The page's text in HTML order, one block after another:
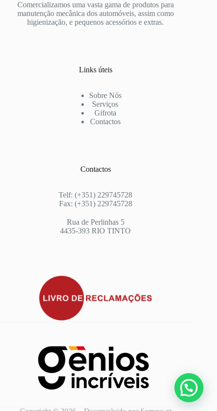
Comercializamos uma vasta gama de produtos para
manutenção mecânica dos automóveis, assim como
higienização, e pequenos acessórios e extras.
Links úteis
Sobre Nós
Serviços
Gifrota
Contactos
Contactos
Telf: (+351) 229745728
Fax: (+351) 229745728
Rua de Perlinhas 5
4435-393 RIO TINTO